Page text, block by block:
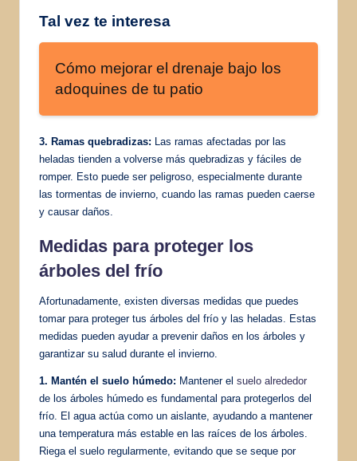
Tal vez te interesa
Cómo mejorar el drenaje bajo los
adoquines de tu patio
3. Ramas quebradizas: Las ramas afectadas por las
heladas tienden a volverse más quebradizas y fáciles de
romper. Esto puede ser peligroso, especialmente durante
las tormentas de invierno, cuando las ramas pueden caerse
y causar daños.
Medidas para proteger los
árboles del frío
Afortunadamente, existen diversas medidas que puedes
tomar para proteger tus árboles del frío y las heladas. Estas
medidas pueden ayudar a prevenir daños en los árboles y
garantizar su salud durante el invierno.
1. Mantén el suelo húmedo: Mantener el suelo alrededor
de los árboles húmedo es fundamental para protegerlos del
frío. El agua actúa como un aislante, ayudando a mantener
una temperatura más estable en las raíces de los árboles.
Riega el suelo regularmente, evitando que se seque por